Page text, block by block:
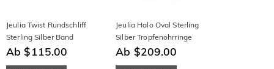
Jeulia Twist Rundschliff
Sterling Silber Band
Ab $115.00
Jeulia Halo Oval Sterling
Silber Tropfenohrringe
Ab $209.00